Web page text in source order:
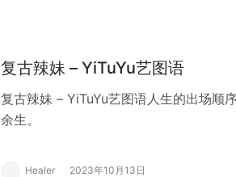
复古辣妹 – YiTuYu艺图语
复古辣妹 – YiTuYu艺图语人生的出场顺
余生。
Healer 2023年10月13日